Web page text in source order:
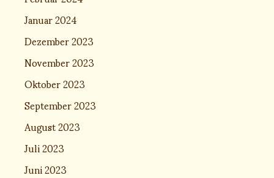
Januar 2024
Dezember 2023
November 2023
Oktober 2023
September 2023
August 2023
Juli 2023
Juni 2023